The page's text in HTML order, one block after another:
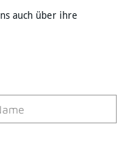
auch über ihre